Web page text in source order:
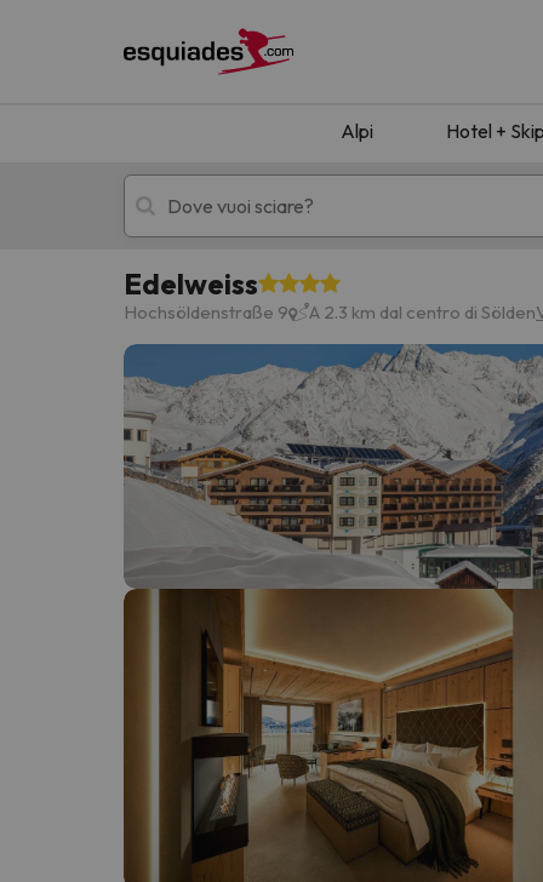
Alpi Hotel +
Hotel + skipass Hotel di
Ops, non abbiamo trovato alcun risultato
Sembra che il nostro ricercatore abbia
Edelweiss
Hochsöldenstraße 9 A 2.3 km dal centro di Sölden